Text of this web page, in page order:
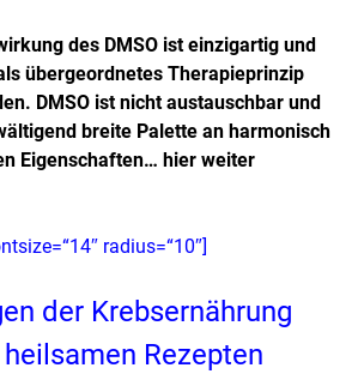
des DMSO ist einzigartig und
übergeordnetes Therapieprinzip
DMSO ist nicht austauschbar und
breite Palette an harmonisch
Eigenschaften… hier weiter
radius=“10″]
der Krebsernährung
Rezepten